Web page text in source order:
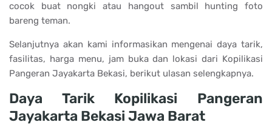
cocok buat nongki atau hangout sambil hunting foto
bareng teman.
Selanjutnya akan kami informasikan mengenai daya tarik,
fasilitas, harga menu, jam buka dan lokasi dari Kopilikasi
Pangeran Jayakarta Bekasi, berikut ulasan selengkapnya.
Daya Tarik Kopilikasi Pangeran
Jayakarta Bekasi Jawa Barat